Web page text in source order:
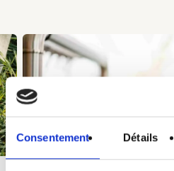
Consentement Détails